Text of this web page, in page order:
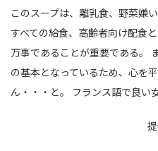
このスープは、離乳食、野菜嫌
すべての給食、高齢者向け配食
万事であることが重要である。
の基本となっているため、心を
ん・・・と。 フランス語で良い